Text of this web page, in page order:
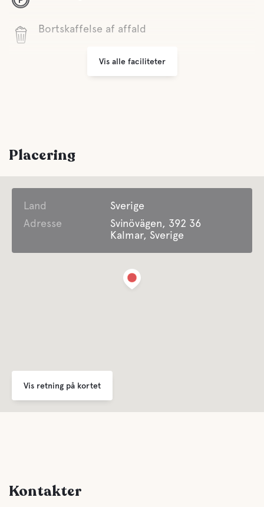
Bortskaffelse af affald
Ferskvand
Vand
Swimming for dogs
Vis alle faciliteter
Placering
Land
Sverige
Adresse
Svinövägen, 392 36
Kalmar, Sverige
Vis retning på kortet
Kontakter